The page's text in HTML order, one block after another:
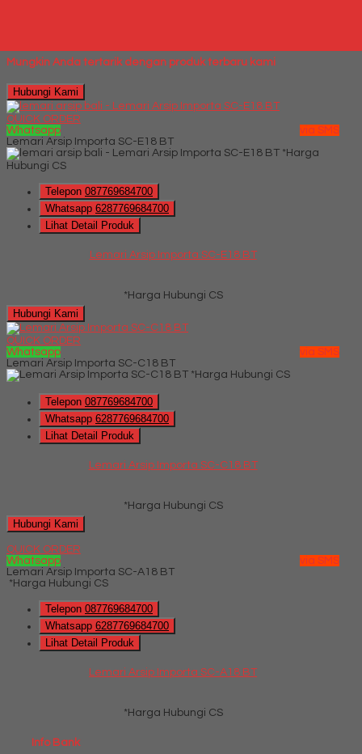
Mungkin Anda tertarik dengan produk terbaru kami
Hubungi Kami
QUICK ORDER
Whatsapp
via SMS
Lemari Arsip Importa SC-E18 BT
*Harga
Hubungi CS
Telepon 087769684700
Whatsapp 6287769684700
Lihat Detail Produk
Lemari Arsip Importa SC-E18 BT
*Harga Hubungi CS
Hubungi Kami
QUICK ORDER
Whatsapp
via SMS
Lemari Arsip Importa SC-C18 BT
*Harga Hubungi CS
Telepon 087769684700
Whatsapp 6287769684700
Lihat Detail Produk
Lemari Arsip Importa SC-C18 BT
*Harga Hubungi CS
Hubungi Kami
QUICK ORDER
Whatsapp
via SMS
Lemari Arsip Importa SC-A18 BT
*Harga Hubungi CS
Telepon 087769684700
Whatsapp 6287769684700
Lihat Detail Produk
Lemari Arsip Importa SC-A18 BT
*Harga Hubungi CS
Info Bank